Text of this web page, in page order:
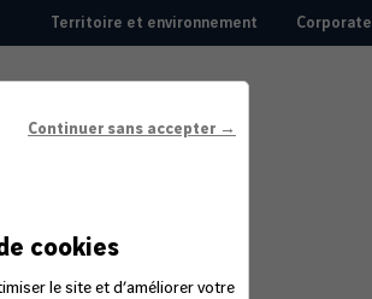
Continuer sans accepter →
cookies
le site et d’améliorer votre
Territoire et environnement Corporate